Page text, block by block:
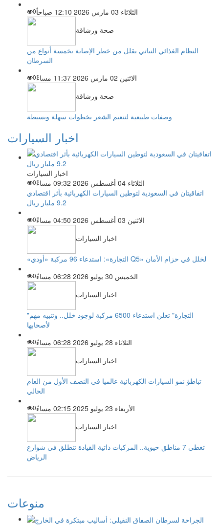
الثلاثاء 03 مارس 2026 12:10 صباحاً
0
صحة ورشاقة
النظام الغذائي النباتي يقلل من خطر الإصابة بخمسة أنواع من
السرطان
الاثنين 02 مارس 2026 11:37 مساءً
0
صحة ورشاقة
وصفات طبيعية لتنعيم الشعر بخطوات سهلة وبسيطة
اخبار السيارات
اخبار السيارات
الثلاثاء 04 أغسطس 2026 09:32 مساءً
0
اتفاقيتان في السعودية لتوطين السيارات الكهربائية بأثر اقتصادي
9.2 مليار ريال
الاثنين 03 أغسطس 2026 04:50 مساءً
0
اخبار السيارات
«التجارة»: استدعاء 96 مركبة «أودي Q5» لخلل في حزام الأمان
الخميس 30 يوليو 2026 06:28 مساءً
0
اخبار السيارات
"التجارة" تعلن استدعاء 6500 مركبة لوجود خلل.. وتنبيه مهم
لأصحابها
الثلاثاء 28 يوليو 2026 06:28 مساءً
0
اخبار السيارات
تباطؤ نمو السيارات الكهربائية عالميا في النصف الأول من العام
الحالي
الأربعاء 23 يوليو 2025 02:15 مساءً
0
اخبار السيارات
تغطي 7 مناطق حيوية.. المركبات ذاتية القيادة تنطلق في شوارع
الرياض
منوعات